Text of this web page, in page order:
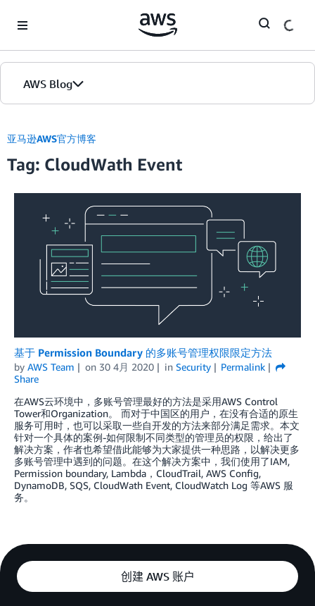
AWS Blog
首页
版本
亚马逊AWS官方博客
Tag: CloudWath Event
基于 Permission Boundary 的多账号管理权限限定方法
by AWS Team on 30 4月 2020 in Security
Permalink
Share
在AWS云环境中，多账号管理最好的方法是采用AWS Control
Tower和Organization。 而对于中国区的用户，在没有合适的原生
服务可用时，也可以采取一些自开发的方法来部分满足需求。本文
针对一个具体的案例-如何限制不同类型的管理员的权限，给出了
解决方案，作者也希望借此能够为大家提供一种思路，以解决更多
多账号管理中遇到的问题。在这个解决方案中，我们使用了IAM,
Permission boundary, Lambda，CloudTrail, AWS Config,
DynamoDB, SQS, CloudWath Event, CloudWatch Log 等AWS 服
务。
创建 AWS 账户